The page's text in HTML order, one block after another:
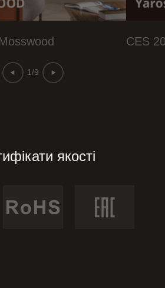
CES
1/9
якості